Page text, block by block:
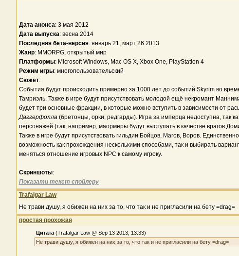
Дата анонса: 3 мая 2012
Дата выпуска: весна 2014
Последняя бета-версия: январь 21, март 26 2013
Жанр: MMORPG, открытый мир
Платформы: Microsoft Windows, Mac OS X, Xbox One, PlayStation 4
Режим игры: многопользовательский
Сюжет:
События будут происходить примерно за 1000 лет до событий Skyrim во
Тамриэль. Также в игре будут присутствовать молодой ещё некромант
будет три основные фракции, в которые можно вступить в зависимости от
Даггерфолла (бретонцы, орки, редгарды). Игра за имперца недоступна, так
персонажей (так, например, маормеры будут выступать в качестве врагов
Также в игре будут присутствовать гильдии Бойцов, Магов, Воров.
возможность как прохождения несколькими способами, так и выбирать
меняться отношение игровых NPC к самому игроку.
Скриншоты:
Показати текст спойлеру
Trafalgar Law
Не трави душу, я обижен на них за то, что так и не пригласили на бету =drag=
простая прохожая
Цитата (Trafalgar Law @ Sep 13 2013, 13:33)
Не трави душу, я обижен на них за то, что так и не пригласили на бету =drag=